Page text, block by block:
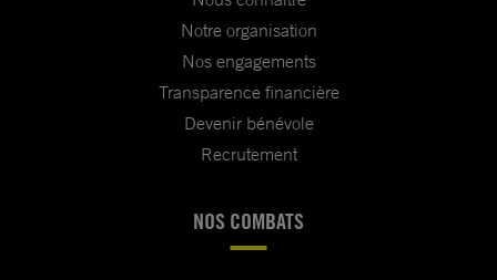
Notre organisation
Nos engagements
Transparence financière
Devenir bénévole
Recrutement
NOS COMBATS